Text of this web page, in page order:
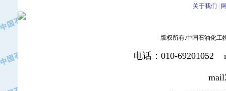
·北京长空工业有限公司
关于我们
版权所有:中国石油化工
电话：010-69201052